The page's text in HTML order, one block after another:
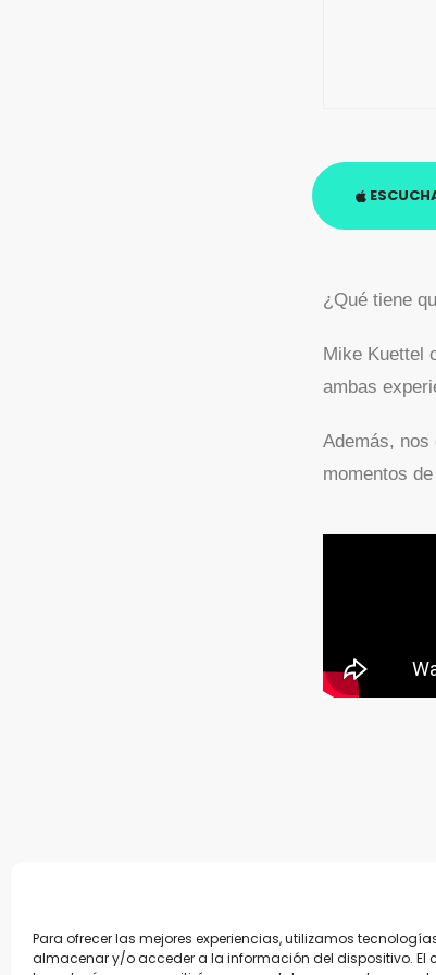
Para ofrecer las mejores experiencias, utilizamos
almacenar y/o acceder a la información del dispositivo. El
¿Qué tiene
Mike Kuettel
ambas
Además, nos
momentos